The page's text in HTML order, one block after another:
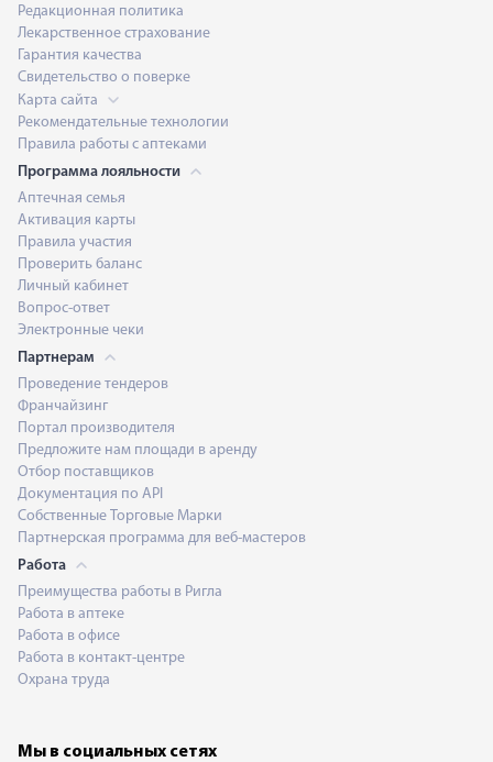
Редакционная политика
Лекарственное страхование
Гарантия качества
Свидетельство о поверке
Карта сайта
Рекомендательные технологии
Правила работы с аптеками
Программа лояльности
Аптечная семья
Активация карты
Правила участия
Проверить баланс
Личный кабинет
Вопрос-ответ
Электронные чеки
Партнерам
Проведение тендеров
Франчайзинг
Портал производителя
Предложите нам площади в аренду
Отбор поставщиков
Документация по API
Собственные Торговые Марки
Партнерская программа для веб-мастеров
Работа
Преимущества работы в Ригла
Работа в аптеке
Работа в офисе
Работа в контакт-центре
Охрана труда
Мы в социальных сетях